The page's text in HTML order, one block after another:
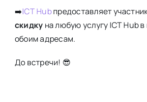
➡️ICT Hubпредоставляет
скидку на любую услугу ICT Hub в
обоим адресам.
До встречи! 😎